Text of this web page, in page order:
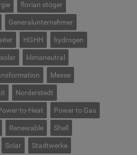
florian stöger
Generalunternehmer
HGHH hydrogen
klimaneutral
Messe
Norderstedt
to-Heat Power to Gas
Renewable Shell
Solar Stadtwerke